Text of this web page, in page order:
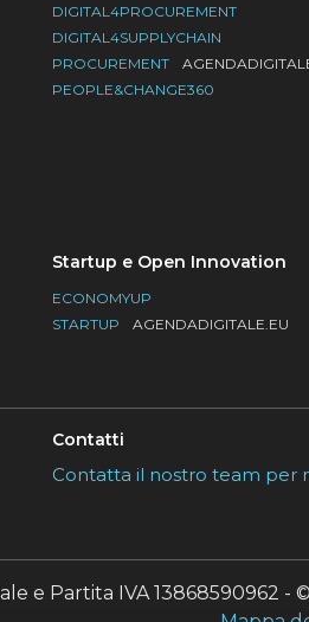
DIGITAL4PROCUREMENT
DIGITAL4SUPPLYCHAIN
PROCUREMENT
PEOPLE&CHANGE360
Startup e Open Innovation
ECONOMYUP
STARTUP
AGENDADIGITALE.EU
Contatti
Contatta il nostro team per
e Partita IVA 13868590962 -